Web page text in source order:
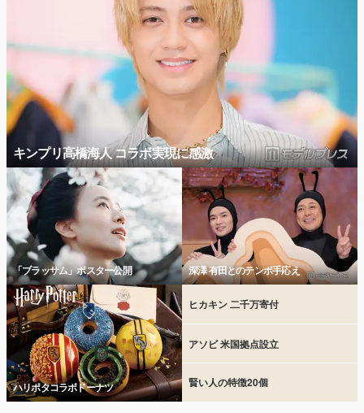
キンプリ高橋海人 コラボ実現に感激
「ブラッサム」ポスター公開 深澤 有田とのテンポ手応え
ハリポタコラボドーナツ
ヒカキン 二千万寄付
アソビ 米国拠点設立
賢い人の特徴20個